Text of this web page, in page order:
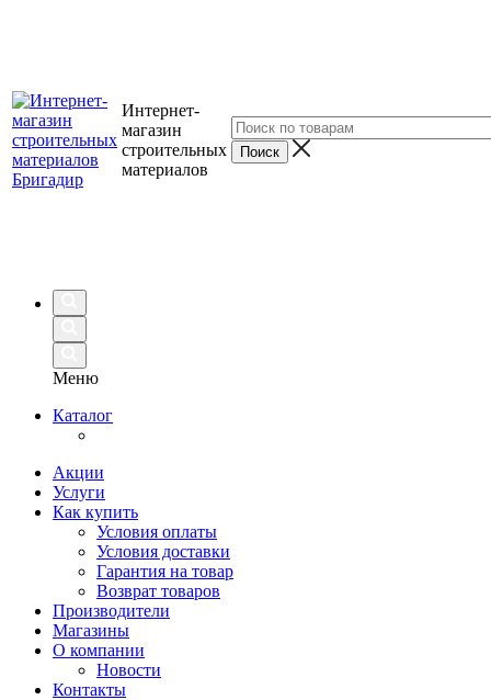
Интернет-
магазин
строительных
материалов
Меню
Каталог
Акции
Услуги
Как купить
Условия оплаты
Условия доставки
Гарантия на товар
Возврат товаров
Производители
Магазины
О компании
Новости
Контакты